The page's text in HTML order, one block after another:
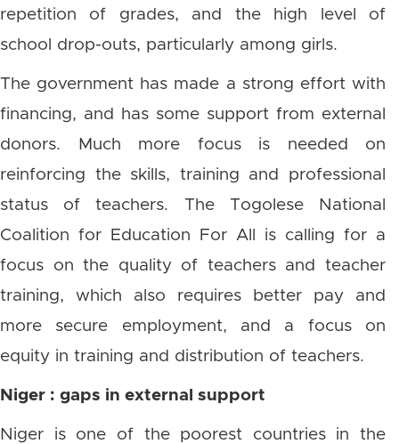
repetition of grades, and the high level of
school drop-outs, particularly among girls.
The government has made a strong effort with
financing, and has some support from external
donors. Much more focus is needed on
reinforcing the skills, training and professional
status of teachers. The Togolese National
Coalition for Education For All is calling for a
focus on the quality of teachers and teacher
training, which also requires better pay and
more secure employment, and a focus on
equity in training and distribution of teachers.
Niger : gaps in external support
Niger is one of the poorest countries in the